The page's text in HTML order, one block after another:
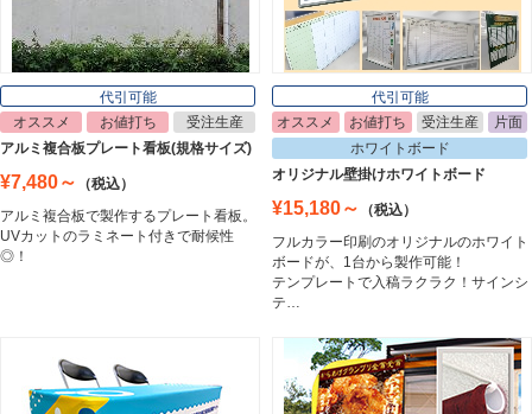
ポスターフレーム
Poster Frame
イーゼル
Easel
ホワイトボード
White Board
プレート看板
Plate Board
代引可能
オススメ
お値打ち
受注生産
アルミ複合板プレート看板(規格サイズ)
¥7,480～
（税込）
アルミ複合板で製作するプレート看板。
UVカットのラミネート付きで耐候性
◎！
代引可能
オススメ
お値打ち 受注生産
片面
ホワイトボード
オリジナル壁掛けホワイトボード
¥15,180～
（税込）
フルカラー印刷のオリジナルのホワイト
ボードが、1台から製作可能！
テンプレートで入稿ラクラク！サインシ
テ…